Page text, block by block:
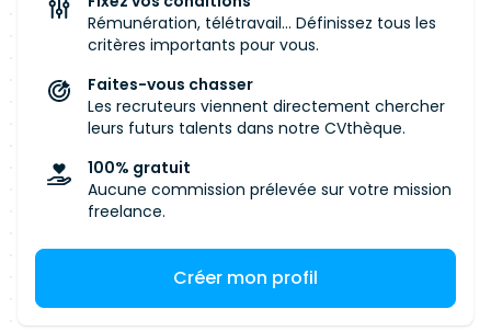
Rémunération, télétravail... Définissez tous les
critères importants pour vous.
Faites-vous chasser
Les recruteurs viennent directement chercher
leurs futurs talents dans notre CVthèque.
100% gratuit
Aucune commission prélevée sur votre mission
freelance.
Créer mon profil